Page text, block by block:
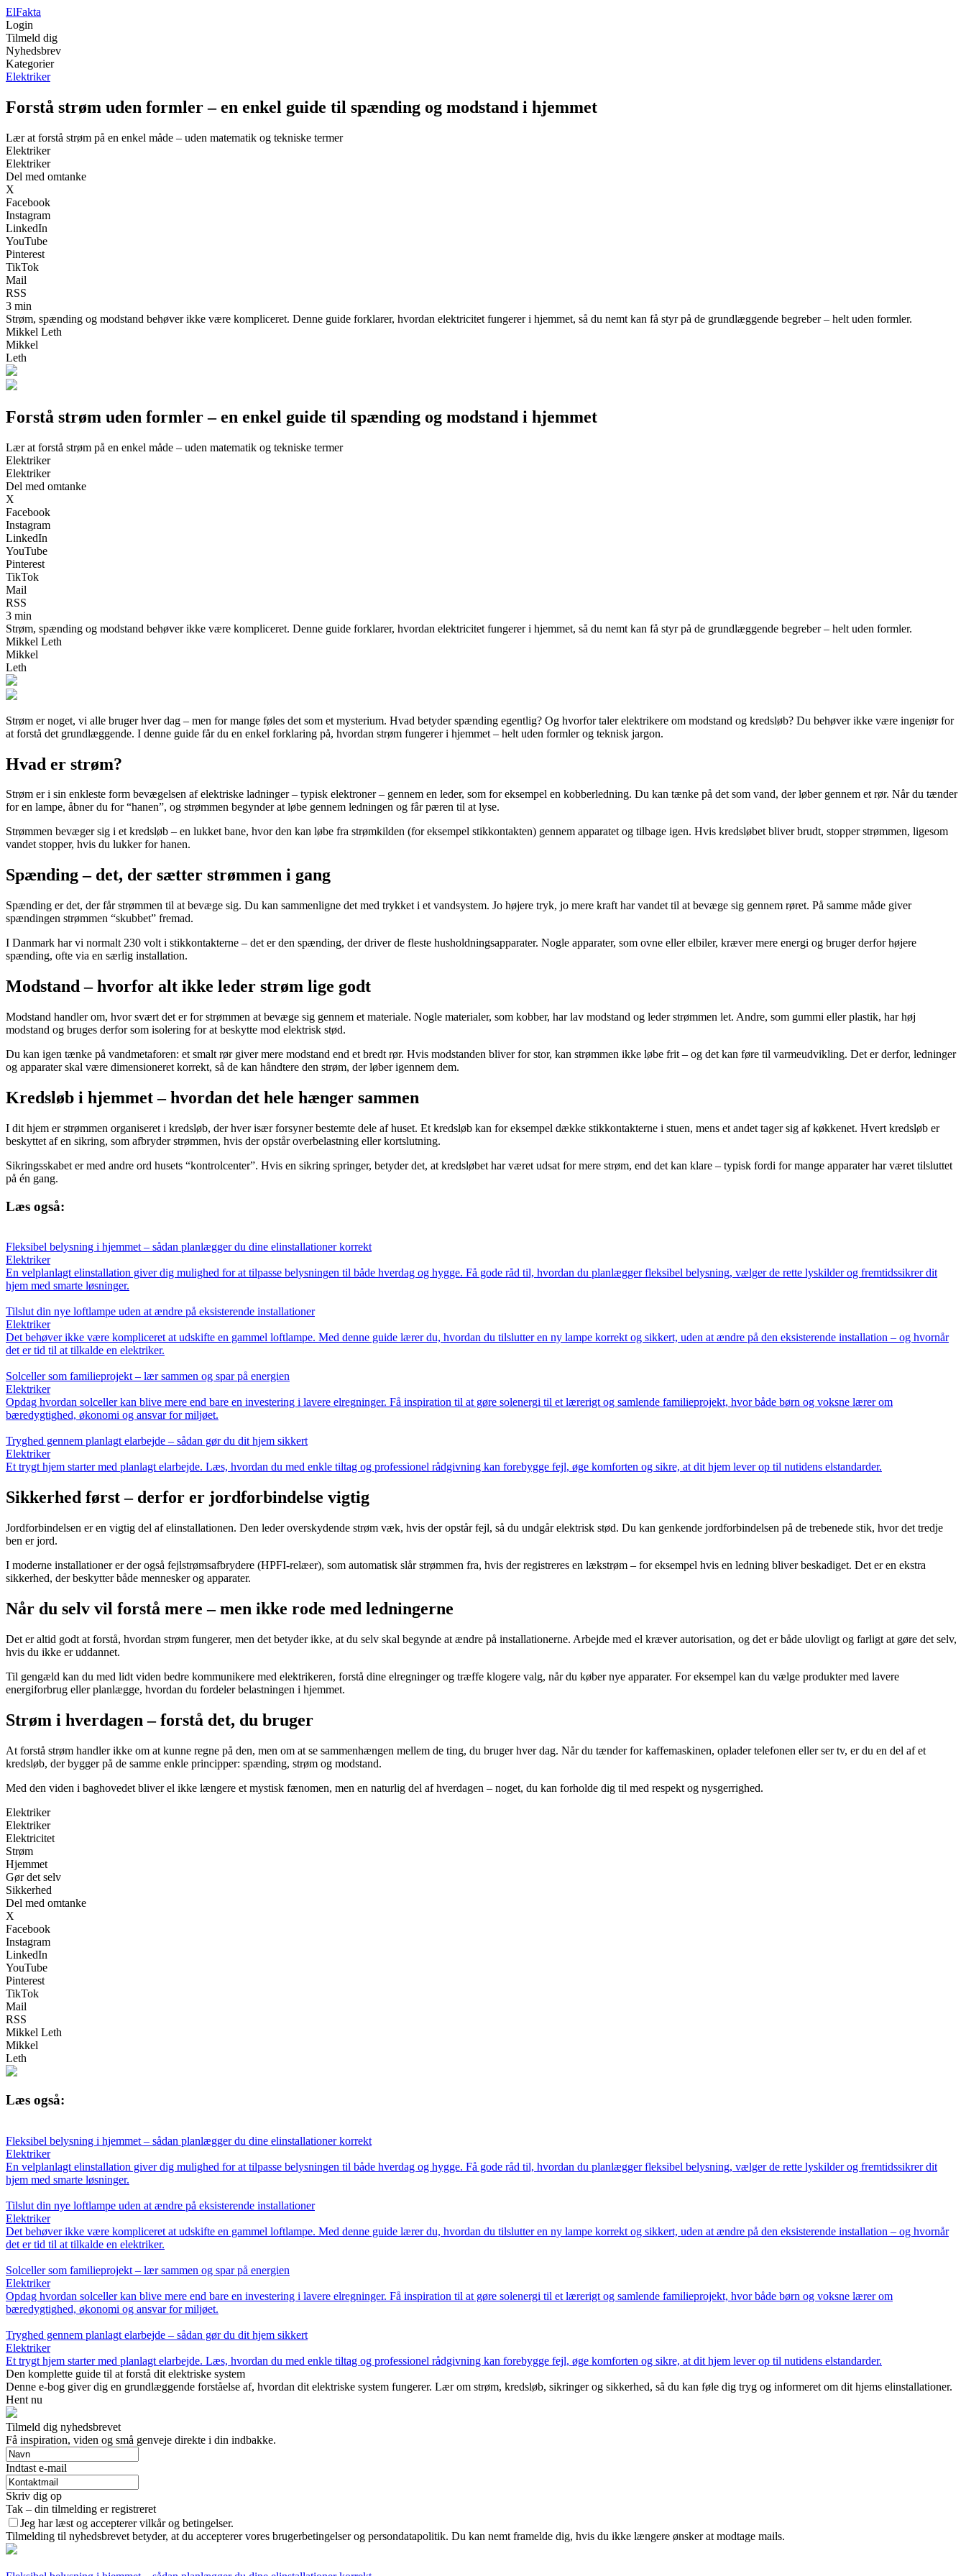
ElFakta
Login
Tilmeld dig
Nyhedsbrev
Kategorier
Elektriker
Forstå strøm uden formler – en enkel guide til spænding og modstand i hjemmet
Lær at forstå strøm på en enkel måde – uden matematik og tekniske termer
Elektriker
Elektriker
Del med omtanke
X
Facebook
Instagram
LinkedIn
YouTube
Pinterest
TikTok
Mail
RSS
3 min
Strøm, spænding og modstand behøver ikke være kompliceret. Denne guide forklarer, hvordan elektricitet fungerer i hjemmet, så du nemt kan få styr på de grundlæggende begreber – helt uden formler.
Mikkel Leth
Mikkel
Leth
Forstå strøm uden formler – en enkel guide til spænding og modstand i hjemmet
Lær at forstå strøm på en enkel måde – uden matematik og tekniske termer
Elektriker
Elektriker
Del med omtanke
X
Facebook
Instagram
LinkedIn
YouTube
Pinterest
TikTok
Mail
RSS
3 min
Strøm, spænding og modstand behøver ikke være kompliceret. Denne guide forklarer, hvordan elektricitet fungerer i hjemmet, så du nemt kan få styr på de grundlæggende begreber – helt uden formler.
Mikkel Leth
Mikkel
Leth
Strøm er noget, vi alle bruger hver dag – men for mange føles det som et mysterium. Hvad betyder spænding egentlig? Og hvorfor taler elektrikere om modstand og kredsløb? Du behøver ikke være ingeniør for
at forstå det grundlæggende. I denne guide får du en enkel forklaring på, hvordan strøm fungerer i hjemmet – helt uden formler og teknisk jargon.
Hvad er strøm?
Strøm er i sin enkleste form bevægelsen af elektriske ladninger – typisk elektroner – gennem en leder, som for eksempel en kobberledning. Du kan tænke på det som vand, der løber gennem et rør. Når du tænder
for en lampe, åbner du for “hanen”, og strømmen begynder at løbe gennem ledningen og får pæren til at lyse.
Strømmen bevæger sig i et kredsløb – en lukket bane, hvor den kan løbe fra strømkilden (for eksempel stikkontakten) gennem apparatet og tilbage igen. Hvis kredsløbet bliver brudt, stopper strømmen, ligesom
vandet stopper, hvis du lukker for hanen.
Spænding – det, der sætter strømmen i gang
Spænding er det, der får strømmen til at bevæge sig. Du kan sammenligne det med trykket i et vandsystem. Jo højere tryk, jo mere kraft har vandet til at bevæge sig gennem røret. På samme måde giver
spændingen strømmen “skubbet” fremad.
I Danmark har vi normalt 230 volt i stikkontakterne – det er den spænding, der driver de fleste husholdningsapparater. Nogle apparater, som ovne eller elbiler, kræver mere energi og bruger derfor højere
spænding, ofte via en særlig installation.
Modstand – hvorfor alt ikke leder strøm lige godt
Modstand handler om, hvor svært det er for strømmen at bevæge sig gennem et materiale. Nogle materialer, som kobber, har lav modstand og leder strømmen let. Andre, som gummi eller plastik, har høj
modstand og bruges derfor som isolering for at beskytte mod elektrisk stød.
Du kan igen tænke på vandmetaforen: et smalt rør giver mere modstand end et bredt rør. Hvis modstanden bliver for stor, kan strømmen ikke løbe frit – og det kan føre til varmeudvikling. Det er derfor, ledninger
og apparater skal være dimensioneret korrekt, så de kan håndtere den strøm, der løber igennem dem.
Kredsløb i hjemmet – hvordan det hele hænger sammen
I dit hjem er strømmen organiseret i kredsløb, der hver især forsyner bestemte dele af huset. Et kredsløb kan for eksempel dække stikkontakterne i stuen, mens et andet tager sig af køkkenet. Hvert kredsløb er
beskyttet af en sikring, som afbryder strømmen, hvis der opstår overbelastning eller kortslutning.
Sikringsskabet er med andre ord husets “kontrolcenter”. Hvis en sikring springer, betyder det, at kredsløbet har været udsat for mere strøm, end det kan klare – typisk fordi for mange apparater har været tilsluttet
på én gang.
Læs også:
Fleksibel belysning i hjemmet – sådan planlægger du dine elinstallationer korrekt
Elektriker
En velplanlagt elinstallation giver dig mulighed for at tilpasse belysningen til både hverdag og hygge. Få gode råd til, hvordan du planlægger fleksibel belysning, vælger de rette lyskilder og fremtidssikrer dit
hjem med smarte løsninger.
Tilslut din nye loftlampe uden at ændre på eksisterende installationer
Elektriker
Det behøver ikke være kompliceret at udskifte en gammel loftlampe. Med denne guide lærer du, hvordan du tilslutter en ny lampe korrekt og sikkert, uden at ændre på den eksisterende installation – og hvornår
det er tid til at tilkalde en elektriker.
Solceller som familieprojekt – lær sammen og spar på energien
Elektriker
Opdag hvordan solceller kan blive mere end bare en investering i lavere elregninger. Få inspiration til at gøre solenergi til et lærerigt og samlende familieprojekt, hvor både børn og voksne lærer om
bæredygtighed, økonomi og ansvar for miljøet.
Tryghed gennem planlagt elarbejde – sådan gør du dit hjem sikkert
Elektriker
Et trygt hjem starter med planlagt elarbejde. Læs, hvordan du med enkle tiltag og professionel rådgivning kan forebygge fejl, øge komforten og sikre, at dit hjem lever op til nutidens elstandarder.
Sikkerhed først – derfor er jordforbindelse vigtig
Jordforbindelsen er en vigtig del af elinstallationen. Den leder overskydende strøm væk, hvis der opstår fejl, så du undgår elektrisk stød. Du kan genkende jordforbindelsen på de trebenede stik, hvor det tredje
ben er jord.
I moderne installationer er der også fejlstrømsafbrydere (HPFI-relæer), som automatisk slår strømmen fra, hvis der registreres en lækstrøm – for eksempel hvis en ledning bliver beskadiget. Det er en ekstra
sikkerhed, der beskytter både mennesker og apparater.
Når du selv vil forstå mere – men ikke rode med ledningerne
Det er altid godt at forstå, hvordan strøm fungerer, men det betyder ikke, at du selv skal begynde at ændre på installationerne. Arbejde med el kræver autorisation, og det er både ulovligt og farligt at gøre det selv,
hvis du ikke er uddannet.
Til gengæld kan du med lidt viden bedre kommunikere med elektrikeren, forstå dine elregninger og træffe klogere valg, når du køber nye apparater. For eksempel kan du vælge produkter med lavere
energiforbrug eller planlægge, hvordan du fordeler belastningen i hjemmet.
Strøm i hverdagen – forstå det, du bruger
At forstå strøm handler ikke om at kunne regne på den, men om at se sammenhængen mellem de ting, du bruger hver dag. Når du tænder for kaffemaskinen, oplader telefonen eller ser tv, er du en del af et
kredsløb, der bygger på de samme enkle principper: spænding, strøm og modstand.
Med den viden i baghovedet bliver el ikke længere et mystisk fænomen, men en naturlig del af hverdagen – noget, du kan forholde dig til med respekt og nysgerrighed.
Elektriker
Elektriker
Elektricitet
Strøm
Hjemmet
Gør det selv
Sikkerhed
Del med omtanke
X
Facebook
Instagram
LinkedIn
YouTube
Pinterest
TikTok
Mail
RSS
Mikkel Leth
Mikkel
Leth
Læs også:
Fleksibel belysning i hjemmet – sådan planlægger du dine elinstallationer korrekt
Elektriker
En velplanlagt elinstallation giver dig mulighed for at tilpasse belysningen til både hverdag og hygge. Få gode råd til, hvordan du planlægger fleksibel belysning, vælger de rette lyskilder og fremtidssikrer dit
hjem med smarte løsninger.
Tilslut din nye loftlampe uden at ændre på eksisterende installationer
Elektriker
Det behøver ikke være kompliceret at udskifte en gammel loftlampe. Med denne guide lærer du, hvordan du tilslutter en ny lampe korrekt og sikkert, uden at ændre på den eksisterende installation – og hvornår
det er tid til at tilkalde en elektriker.
Solceller som familieprojekt – lær sammen og spar på energien
Elektriker
Opdag hvordan solceller kan blive mere end bare en investering i lavere elregninger. Få inspiration til at gøre solenergi til et lærerigt og samlende familieprojekt, hvor både børn og voksne lærer om
bæredygtighed, økonomi og ansvar for miljøet.
Tryghed gennem planlagt elarbejde – sådan gør du dit hjem sikkert
Elektriker
Et trygt hjem starter med planlagt elarbejde. Læs, hvordan du med enkle tiltag og professionel rådgivning kan forebygge fejl, øge komforten og sikre, at dit hjem lever op til nutidens elstandarder.
Den komplette guide til at forstå dit elektriske system
Denne e-bog giver dig en grundlæggende forståelse af, hvordan dit elektriske system fungerer. Lær om strøm, kredsløb, sikringer og sikkerhed, så du kan føle dig tryg og informeret om dit hjems elinstallationer.
Hent nu
Tilmeld dig nyhedsbrevet
Få inspiration, viden og små genveje direkte i din indbakke.
Indtast e-mail
Skriv dig op
Tak – din tilmelding er registreret
Jeg har læst og accepterer vilkår og betingelser.
Tilmelding til nyhedsbrevet betyder, at du accepterer vores brugerbetingelser og persondatapolitik. Du kan nemt framelde dig, hvis du ikke længere ønsker at modtage mails.